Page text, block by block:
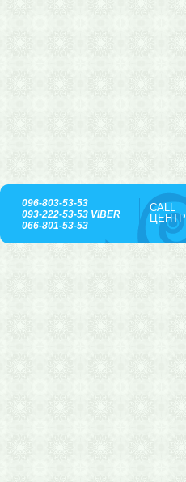
096-803-53-53
093-222-53-53 VIBER
066-801-53-53
CALL
ЦЕНТР